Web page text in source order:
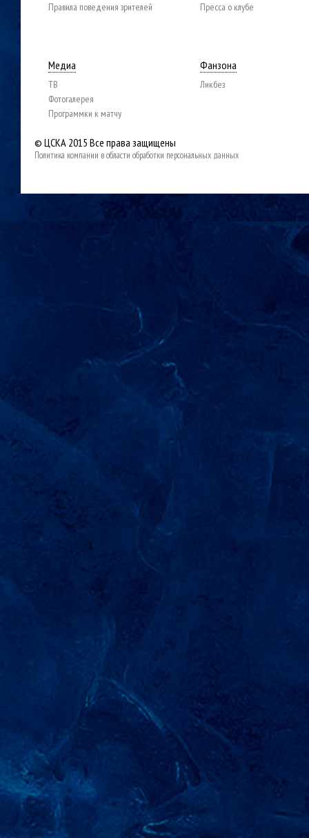
Правила поведения зрителей
Пресса о клубе
Медиа
ТВ
Фотогалерея
Программки к матчу
Фанзона
Ликбез
© ЦСКА 2015 Все права защищены
Политика компании в области обработки персональных данных